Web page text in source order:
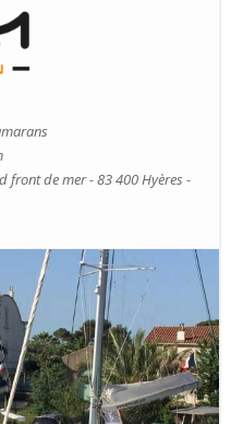
front de mer - 83 400 Hyères -